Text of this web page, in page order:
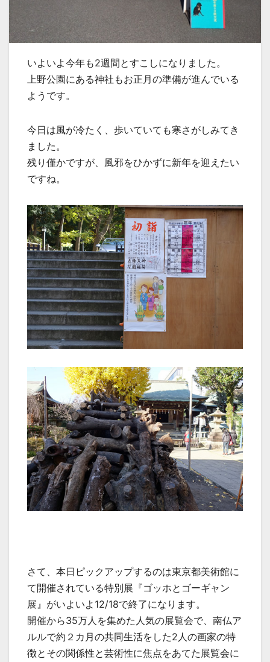
いよいよ今年も2週間とすこしになりました。
上野公園にある神社もお正月の準備が進んでいる
ようです。
今日は風が冷たく、歩いていても寒さがしみてき
ました。
残り僅かですが、風邪をひかずに新年を迎えたい
ですね。
さて、本日ピックアップするのは東京都美術館に
て開催されている特別展『ゴッホとゴーギャン
展』がいよいよ12/18で終了になります。
開催から35万人を集めた人気の展覧会で、南仏ア
ルルで約２カ月の共同生活をした2人の画家の特
徴とその関係性と芸術性に焦点をあてた展覧会に